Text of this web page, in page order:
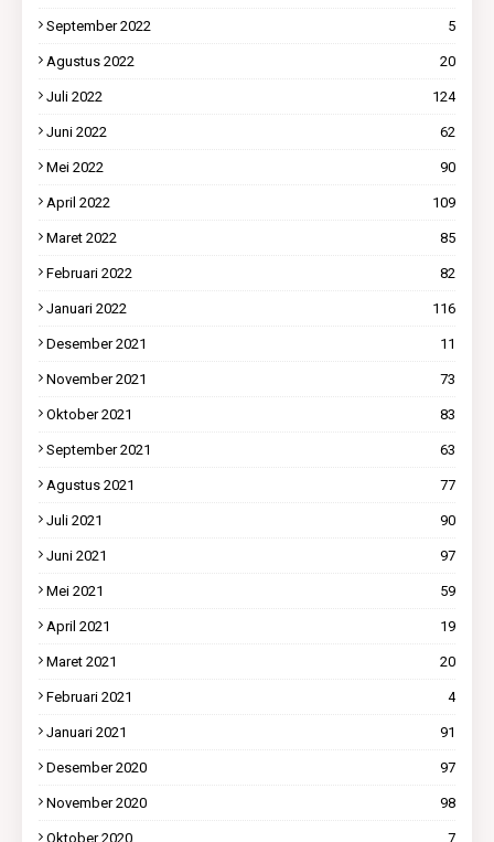
September 2022 5
Agustus 2022 20
Juli 2022 124
Juni 2022 62
Mei 2022 90
April 2022 109
Maret 2022 85
Februari 2022 82
Januari 2022 116
Desember 2021 11
November 2021 73
Oktober 2021 83
September 2021 63
Agustus 2021 77
Juli 2021 90
Juni 2021 97
Mei 2021 59
April 2021 19
Maret 2021 20
Februari 2021 4
Januari 2021 91
Desember 2020 97
November 2020 98
Oktober 2020 7